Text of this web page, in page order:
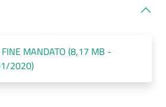
MANDATO (8,17 MB -
2020)